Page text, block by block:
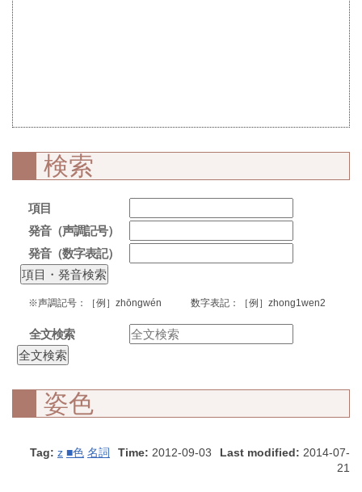
検索
項目
発音（声調記号）
発音（数字表記）
※声調記号：［例］zhōngwén 数字表記：［例］zhong1wen2
全文検索
姿色
Tag: z ■色 名詞 Time: 2012-09-03 Last modified: 2014-07-
21